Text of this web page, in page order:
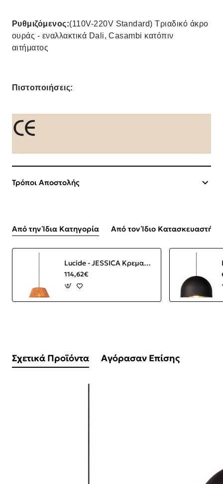
Ρυθμιζόμενος:(110V-220V Standard) Τριαδικό άκρο
ουράς - εναλλακτικά Dali, Casambi κατόπιν
αιτήματος
Πιστοποιήσεις:
Τρόποι Αποστολής
Από την Ίδια Κατηγορία Από τον Ίδιο Κατασκευαστή
Lucide - JESSICA Κρεμαστό Φωτιστικό E27, Κεραμιδί-Μαύρο Ματ
114,62€
Σχετικά Προϊόντα Αγόρασαν Επίσης